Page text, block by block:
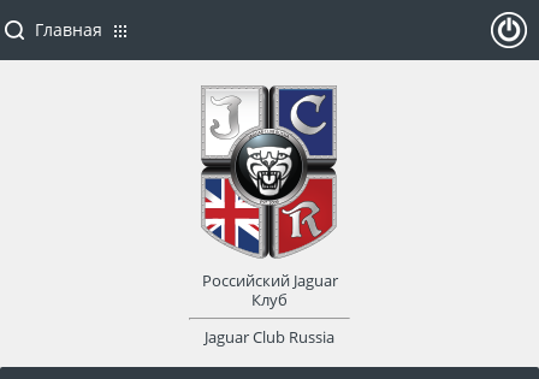
Главная
Российский Jaguar
Клуб
Jaguar Club Russia